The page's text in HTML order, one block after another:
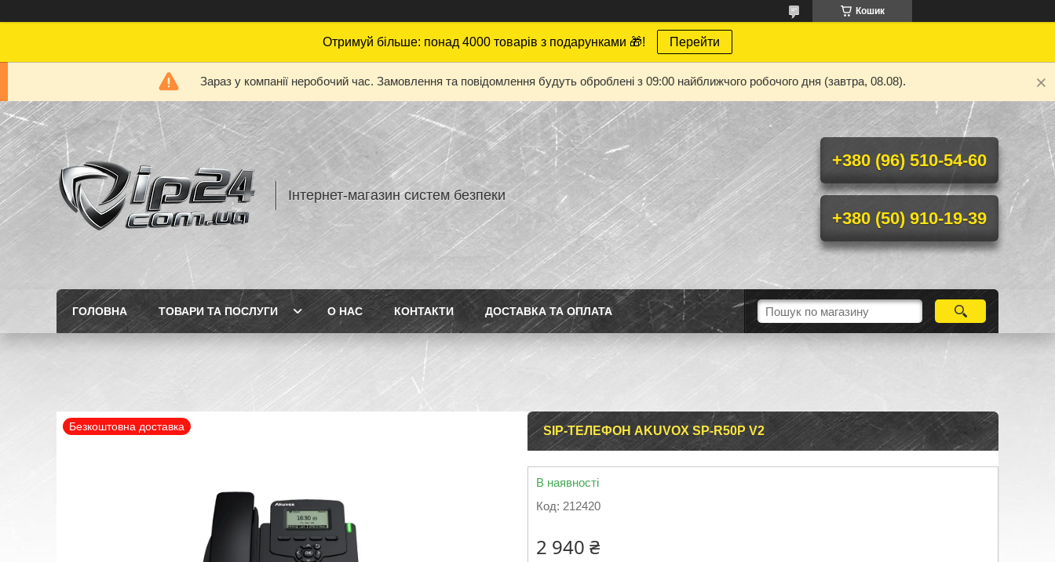
Кошик
Отримуй більше: понад 4000 товарів з подарунками 🎁! Перейти
Зараз у компанії неробочий час. Замовлення та повідомлення будуть оброблені з 09:00 найближчого робочого дня (завтра, 08.08).
Інтернет-магазин систем безпеки
+380 (96) 510-54-60
+380 (50) 910-19-39
ГОЛОВНА ТОВАРИ ТА ПОСЛУГИ О НАС КОНТАКТИ ДОСТАВКА ТА ОПЛАТА
Безкоштовна доставка SIP-ТЕЛЕФОН AKUVOX SP-R50P V2
В наявності
Код: 212420
2 940 ₴